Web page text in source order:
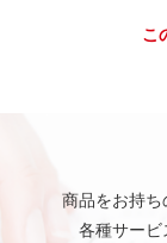
こ
商品をお持ち
各種サービ